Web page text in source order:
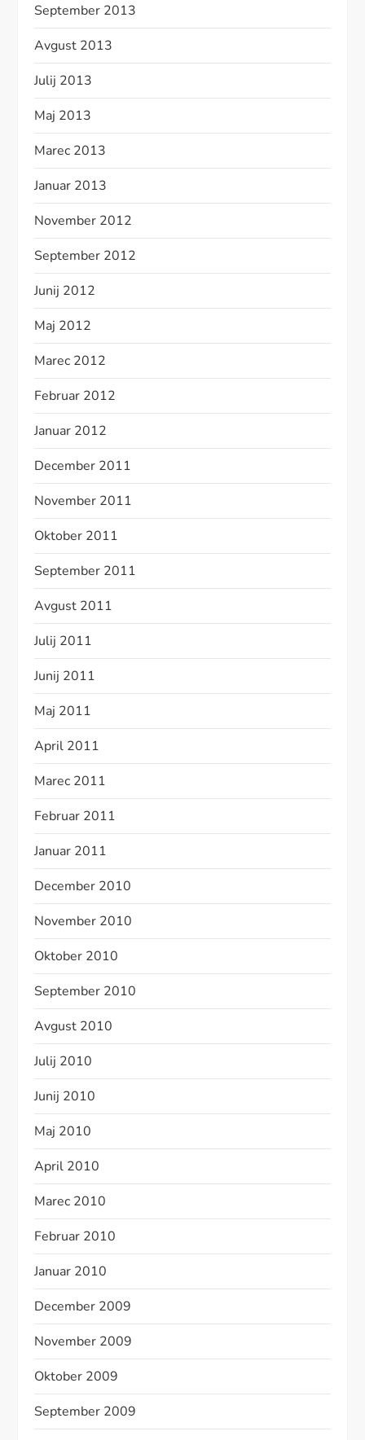
September 2013
Avgust 2013
Julij 2013
Maj 2013
Marec 2013
Januar 2013
November 2012
September 2012
Junij 2012
Maj 2012
Marec 2012
Februar 2012
Januar 2012
December 2011
November 2011
Oktober 2011
September 2011
Avgust 2011
Julij 2011
Junij 2011
Maj 2011
April 2011
Marec 2011
Februar 2011
Januar 2011
December 2010
November 2010
Oktober 2010
September 2010
Avgust 2010
Julij 2010
Junij 2010
Maj 2010
April 2010
Marec 2010
Februar 2010
Januar 2010
December 2009
November 2009
Oktober 2009
September 2009